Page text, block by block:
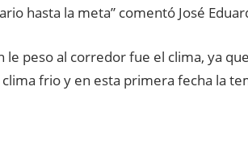
hasta la meta” comentó José
le peso al corredor fue el clima, ya
frio y en esta primera fecha la